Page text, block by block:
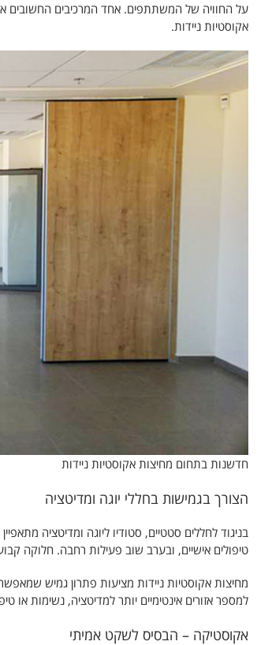
על החוויה של המשתתפים. אחד המרכיבים החשובים
אקוסטיות ניידות.
חדשנות בתחום מחיצות אקוסטיות ניידות
הצורך בגמישות בחללי יוגה ומדיטציה
בניגוד לחללים סטטיים, סטודיו ליוגה ומדיטציה
טיפולים אישיים, ובערב שוב פעילות רחבה. חלוקה
מחיצות אקוסטיות ניידות מציעות פתרון גמיש
למספר אזורים אינטימיים יותר למדיטציה, נשימות
אקוסטיקה – הבסיס לשקט אמיתי